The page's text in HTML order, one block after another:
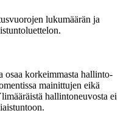
lukumäärän ja
osaa korkeimmasta hallinto-
mainittujen eikä
hallintoneuvosta ei